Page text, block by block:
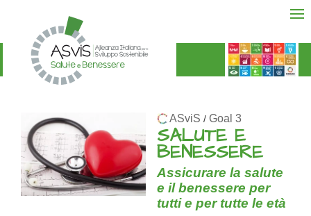
ASviS / Goal 3
SALUTE E
BENESSERE
Assicurare la salute
e il benessere per
tutti e per tutte le età